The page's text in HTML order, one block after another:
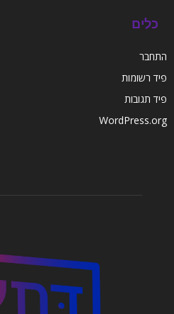
כלים
התחבר
פיד רשומות
פיד תגובות
WordPress.org